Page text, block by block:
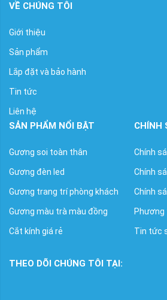
VỀ CHÚNG TÔI
Giới thiệu
Sản phẩm
Lắp đặt và bảo hành
Tin tức
Liên hệ
SẢN PHẨM NỔI BẬT
Gương soi toàn thân
Gương đèn led
Gương trang trí phòng khách
Gương màu trà màu đồng
Cắt kính giá rẻ
CHÍNH
Chính
Chính
Chính
Tin tức
THEO DÕI CHÚNG TÔI TẠI: